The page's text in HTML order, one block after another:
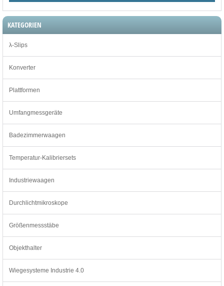
KATEGORIEN
λ-Slips
Konverter
Plattformen
Umfangmessgeräte
Badezimmerwaagen
Temperatur-Kalibriersets
Industriewaagen
Durchlichtmikroskope
Größenmessstäbe
Objekthalter
Wiegesysteme Industrie 4.0